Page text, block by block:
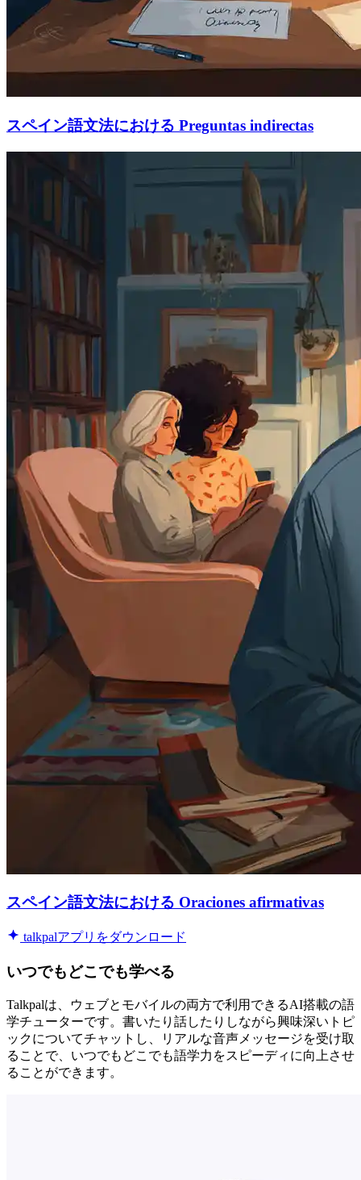
スペイン語文法における Preguntas indirectas
スペイン語文法における Oraciones afirmativas
talkpalアプリをダウンロード
いつでもどこでも学べる
Talkpalは、ウェブとモバイルの両方で利用できるAI搭載の語
学チューターです。書いたり話したりしながら興味深いトピ
ックについてチャットし、リアルな音声メッセージを受け取
ることで、いつでもどこでも語学力をスピーディに向上させ
ることができます。